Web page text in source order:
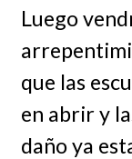
Luego
que las
en abrir y
daño ya